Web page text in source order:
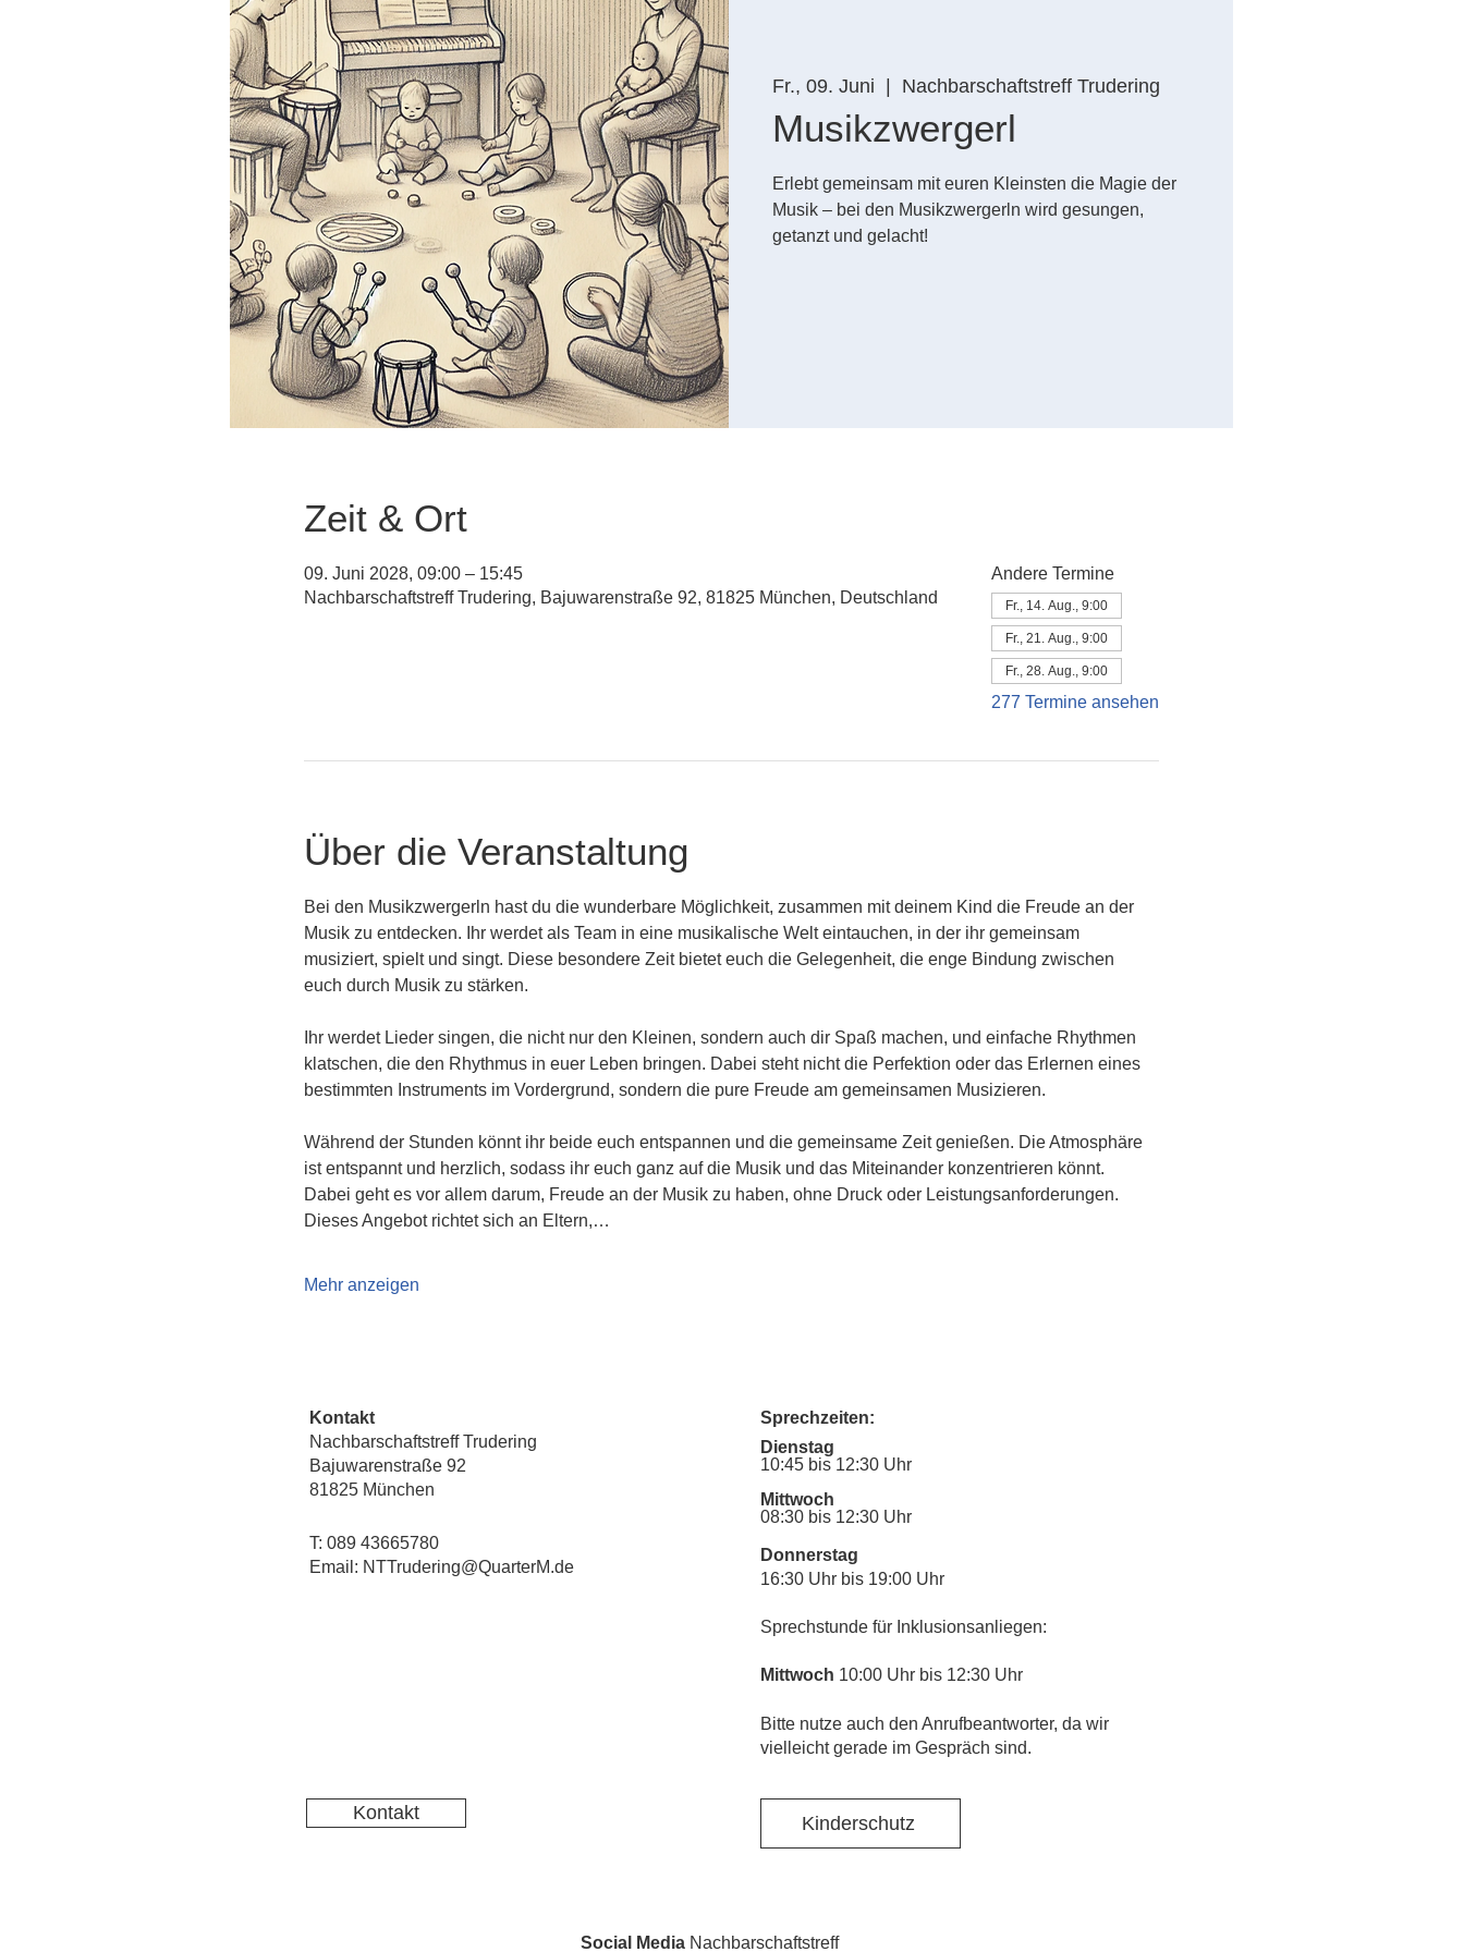
Fr., 09. Juni Nachbarschaftstreff Trudering
Musikzwergerl
Erlebt gemeinsam mit euren Kleinsten die Magie der
Musik – bei den Musikzwergerln wird gesungen,
getanzt und gelacht!
Zeit & Ort
09. Juni 2028, 09:00 – 15:45
Nachbarschaftstreff Trudering, Bajuwarenstraße 92, 81825 München, Deutschland
Andere Termine
Fr., 14. Aug., 9:00
Fr., 21. Aug., 9:00
Fr., 28. Aug., 9:00
277 Termine ansehen
Über die Veranstaltung
Bei den Musikzwergerln hast du die wunderbare Möglichkeit, zusammen mit deinem Kind die Freude an der
Musik zu entdecken. Ihr werdet als Team in eine musikalische Welt eintauchen, in der ihr gemeinsam
musiziert, spielt und singt. Diese besondere Zeit bietet euch die Gelegenheit, die enge Bindung zwischen
euch durch Musik zu stärken.
Ihr werdet Lieder singen, die nicht nur den Kleinen, sondern auch dir Spaß machen, und einfache Rhythmen
klatschen, die den Rhythmus in euer Leben bringen. Dabei steht nicht die Perfektion oder das Erlernen eines
bestimmten Instruments im Vordergrund, sondern die pure Freude am gemeinsamen Musizieren.
Während der Stunden könnt ihr beide euch entspannen und die gemeinsame Zeit genießen. Die Atmosphäre
ist entspannt und herzlich, sodass ihr euch ganz auf die Musik und das Miteinander konzentrieren könnt.
Dabei geht es vor allem darum, Freude an der Musik zu haben, ohne Druck oder Leistungsanforderungen.
Dieses Angebot richtet sich an Eltern,…
Mehr anzeigen
Kontakt
Nachbarschaftstreff Trudering
Bajuwarenstraße 92
81825 München
T: 089 43665780
Email: NTTrudering@QuarterM.de
Kontakt
Sprechzeiten:
Dienstag
10:45 bis 12:30 Uhr
Mittwoch
08:30 bis 12:30 Uhr
Donnerstag
16:30 Uhr bis 19:00 Uhr
Sprechstunde für Inklusionsanliegen:
Mittwoch 10:00 Uhr bis 12:30 Uhr
​Bitte nutze auch den Anrufbeantworter, da wir
vielleicht gerade im Gespräch sind.
Kinderschutz
Social MediaNachbarschaftstreff